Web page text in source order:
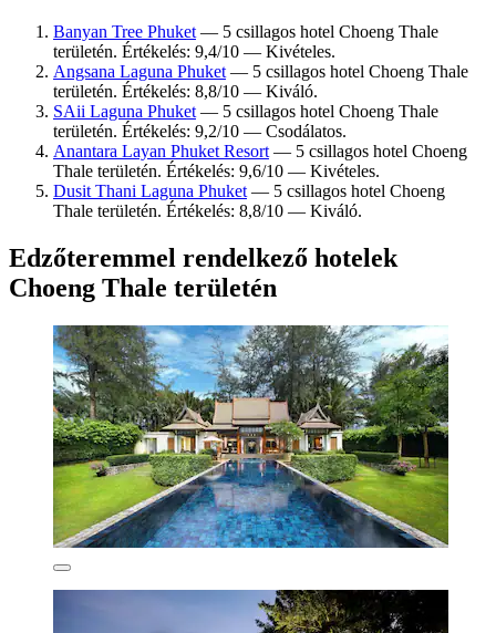
Banyan Tree Phuket — 5 csillagos hotel Choeng Thale
területén. Értékelés: 9,4/10 — Kivételes.
Angsana Laguna Phuket — 5 csillagos hotel Choeng Thale
területén. Értékelés: 8,8/10 — Kiváló.
SAii Laguna Phuket — 5 csillagos hotel Choeng Thale
területén. Értékelés: 9,2/10 — Csodálatos.
Anantara Layan Phuket Resort — 5 csillagos hotel Choeng
Thale területén. Értékelés: 9,6/10 — Kivételes.
Dusit Thani Laguna Phuket — 5 csillagos hotel Choeng
Thale területén. Értékelés: 8,8/10 — Kiváló.
Edzőteremmel rendelkező hotelek
Choeng Thale területén